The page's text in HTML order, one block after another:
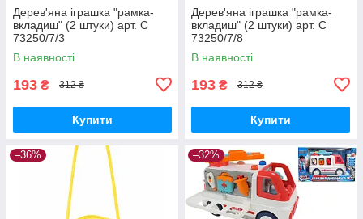
Дерев'яна іграшка "рамка-
вкладиш" (2 штуки) арт. C
73250/7/3
В наявності
193 ₴ 312 ₴
Купити
Дерев'яна іграшка "рамка-
вкладиш" (2 штуки) арт. C
73250/7/8
В наявності
193 ₴ 312 ₴
Купити
–36% –32%